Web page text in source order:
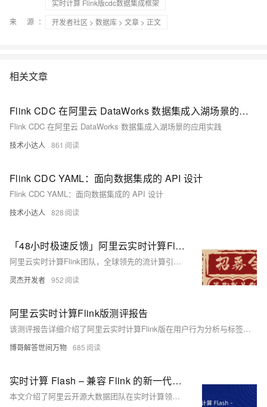
实时计算 Flink版cdc数据集成框架
来 源：
开发者社区 > 数据库 > 文章 > 正文
相关文章
Flink CDC 在阿里云 DataWorks 数据集成入湖场景的应用实践
Flink CDC 在阿里云 DataWorks 数据集成入湖场景的应用实践
技术小达人 861
Flink CDC YAML：面向数据集成的 API 设计
Flink CDC YAML：面向数据集成的 API 设计
技术小达人 828
「48小时极速反馈」阿里云实时计算Flink广招天下英雄
阿里云实时计算Flink团队，全球领先的流计算引擎缔造者，支撑双11万亿级数据处理，推动Apache Flink技术发展。现招募Flink执行引擎、存储引擎、数据通道、平台管控及产品经理人才，地点覆盖北京、杭州、上海。技术深度参与开源核心，打造企业级实时计算解决方案，助力全球企业实现毫秒洞察。
灵杰开发者 952
阿里云实时计算Flink版测评报告
该测评报告详细介绍了阿里云实时计算Flink版在用户行为分析与标签画像中的应用实践，展示了其毫秒级的数据处理能力和高效的开发流程。报告还全面评测了该服务在稳定性、性能、开发运维及安全性方面的卓越表现，并对比自建Flink集群的优势。最后，报告评估了其成本效益，强调了其灵活扩展性和高投资回报率，适合各类实时数据处理需求。
博哥解答世间万物 685
实时计算 Flash – 兼容 Flink 的新一代向量化流计算引擎
本文介绍了阿里云开源大数据团队在实时计算领域的最新成果——向量化流计算引擎Flash。文章主要内容包括：Apache Flink 成为业界流计算标准、Flash 核心技术解读、性能测试数据以及在阿里巴巴集团的落地效果。Flash 是一款完全兼容 Apache Flink 的新一代流计算引擎，通过向量化技术和 C++ 实现，大幅提升了性能和成本效益。